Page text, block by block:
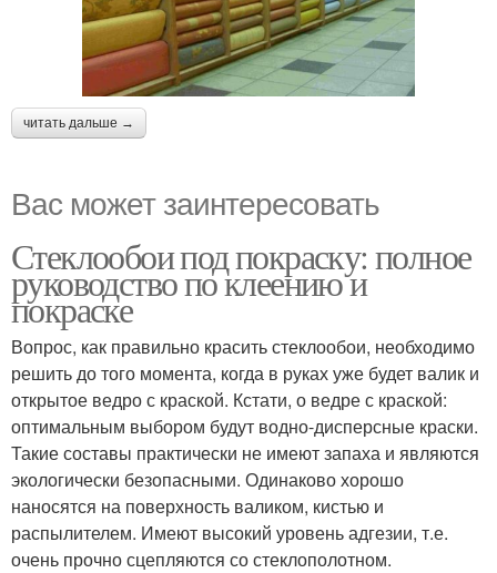
читать дальше →
Вас может заинтересовать
Стеклообои под покраску: полное
руководство по клеению и
покраске
Вопрос, как правильно красить стеклообои, необходимо
решить до того момента, когда в руках уже будет валик и
открытое ведро с краской. Кстати, о ведре с краской:
оптимальным выбором будут водно-дисперсные краски.
Такие составы практически не имеют запаха и являются
экологически безопасными. Одинаково хорошо
наносятся на поверхность валиком, кистью и
распылителем. Имеют высокий уровень адгезии, т.е.
очень прочно сцепляются со стеклополотном.